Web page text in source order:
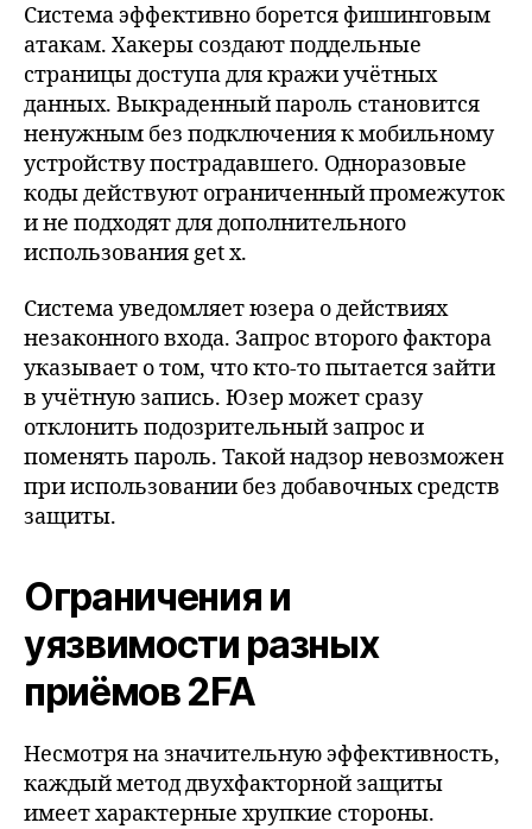
Система эффективно борется фишинговым
атакам. Хакеры создают поддельные
страницы доступа для кражи учётных
данных. Выкраденный пароль становится
ненужным без подключения к мобильному
устройству пострадавшего. Одноразовые
коды действуют ограниченный промежуток
и не подходят для дополнительного
использования get x.
Система уведомляет юзера о действиях
незаконного входа. Запрос второго фактора
указывает о том, что кто-то пытается зайти
в учётную запись. Юзер может сразу
отклонить подозрительный запрос и
поменять пароль. Такой надзор невозможен
при использовании без добавочных средств
защиты.
Ограничения и
уязвимости разных
приёмов 2FA
Несмотря на значительную эффективность,
каждый метод двухфакторной защиты
имеет характерные хрупкие стороны.